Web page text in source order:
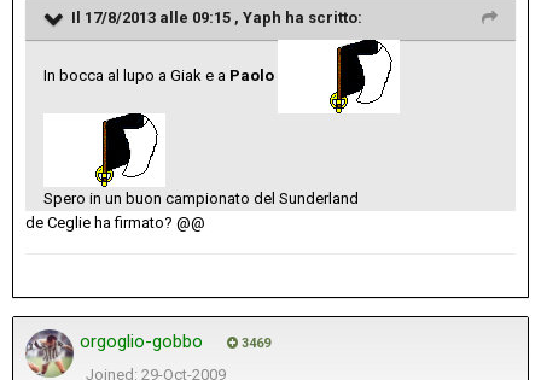
Il 17/8/2013 alle 09:15 , Yaph ha scritto:
In bocca al lupo a Giak e a Paolo
Spero in un buon campionato del Sunderland
de Ceglie ha firmato? @@
orgoglio-gobbo 3469
Joined: 29-Oct-2009